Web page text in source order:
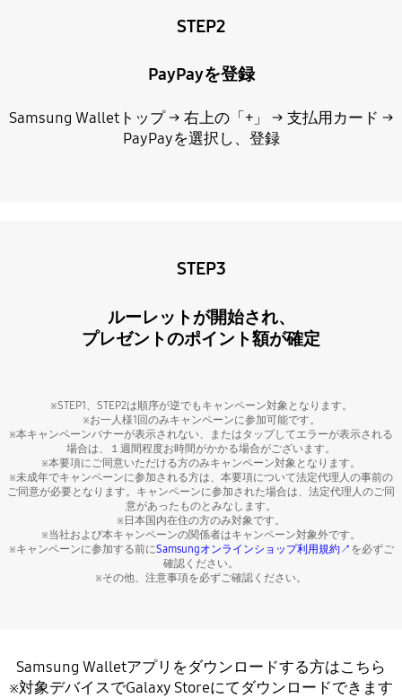
STEP2
PayPayを登録
Samsung Walletトップ → 右上の「+」 → 支払用カード →
PayPayを選択し、登録
STEP3
ルーレットが開始され、
プレゼントのポイント額が確定
※STEP1、STEP2は順序が逆でもキャンペーン対象となります。
※お一人様1回のみキャンペーンに参加可能です。
※本キャンペーンバナーが表示されない、またはタップしてエラーが表示される
場合は、１週間程度お時間がかかる場合がございます。
※本要項にご同意いただける方のみキャンペーン対象となります。
※未成年でキャンペーンに参加される方は、本要項について法定代理人の事前の
ご同意が必要となります。キャンペーンに参加された場合は、法定代理人のご同
意があったものとみなします。
※日本国内在住の方のみ対象です。
※当社および本キャンペーンの関係者はキャンペーン対象外です。
※キャンペーンに参加する前にSamsungオンラインショップ利用規約↗ を必ずご
確認ください。
※その他、注意事項を必ずご確認ください。
Samsung Walletアプリをダウンロードする方はこちら
※対象デバイスでGalaxy Storeにてダウンロードできます